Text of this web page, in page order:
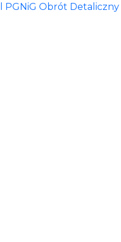
PGNiG Obrót Detaliczny